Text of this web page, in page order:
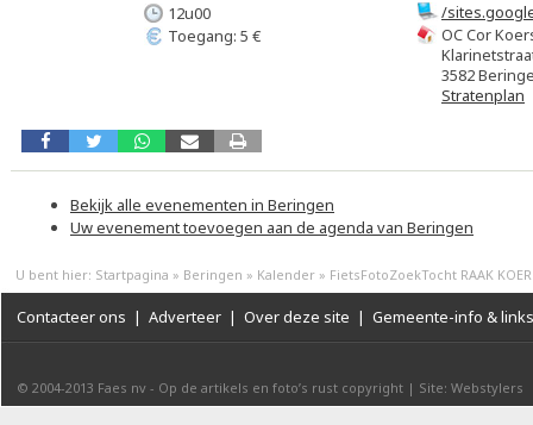
/
OC Cor
3582
Stratenplan
12u00
Toegang: 5 €
Bekijk alle evenementen in Beringen
Uw evenement toevoegen aan de agenda van Beringen
U bent hier: Startpagina » Beringen » Kalender » FietsFotoZoekTocht RAAK
Contacteer ons | Adverteer | Over deze site | Gemeente-info & links
© 2004-2013 Faes nv - Op de artikels en foto’s rust copyright | Site: Webstylers